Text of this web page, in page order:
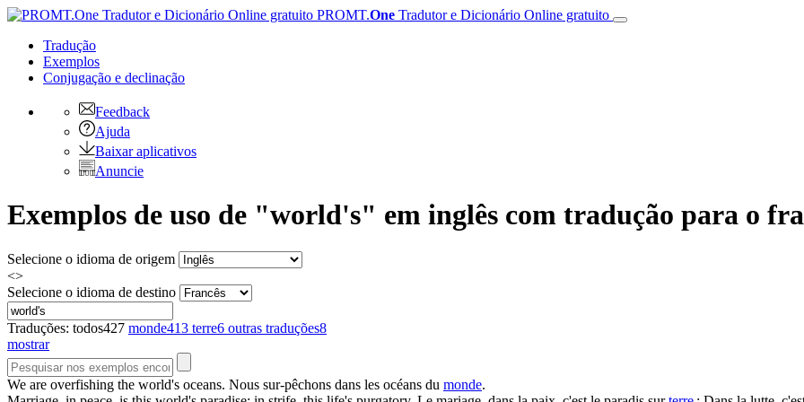
PROMT.One Tradutor e Dicionário Online gratuito
Tradução
Exemplos
Conjugação e declinação
Feedback
Ajuda
Baixar aplicativos
Anuncie
Exemplos de uso de "world's" em inglês com tradução para o
Selecione o idioma de origem
<>
Selecione o idioma de destino
Traduções: todos427 monde413 terre6 outras traduções8
mostrar
We are overfishing the world's oceans. Nous sur-pêchons dans les océans du monde.